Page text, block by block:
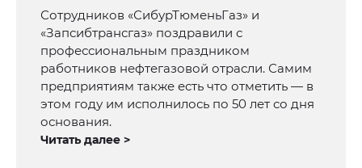
Сотрудников «СибурТюменьГаз» и
«Запсибтрансгаз» поздравили с
профессиональным праздником
работников нефтегазовой отрасли. Самим
предприятиям также есть что отметить — в
этом году им исполнилось по 50 лет со дня
основания.
Читать далее >